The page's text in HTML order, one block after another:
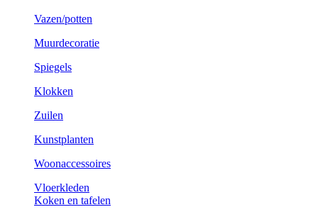
Vazen/potten
Muurdecoratie
Spiegels
Klokken
Zuilen
Kunstplanten
Woonaccessoires
Vloerkleden
Koken en tafelen